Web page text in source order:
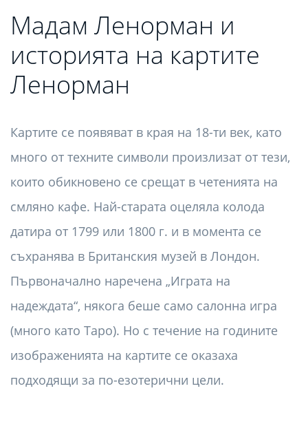
Мадам Ленорман и
историята на картите
Ленорман
Картите се появяват в края на 18-ти век, като
много от техните символи произлизат от тези,
които обикновено се срещат в четенията на
смляно кафе. Най-старата оцеляла колода
датира от 1799 или 1800 г. и в момента се
съхранява в Британския музей в Лондон.
Първоначално наречена „Играта на
надеждата“, някога беше само салонна игра
(много като Таро). Но с течение на годините
изображенията на картите се оказаха
подходящи за по-езотерични цели.